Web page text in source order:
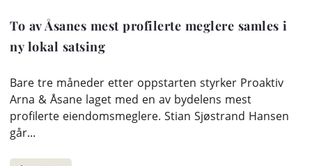
To av Åsanes mest profilerte meglere samles i
ny lokal satsing
Bare tre måneder etter oppstarten styrker Proaktiv
Arna & Åsane laget med en av bydelens mest
profilerte eiendomsmeglere. Stian Sjøstrand Hansen
går...